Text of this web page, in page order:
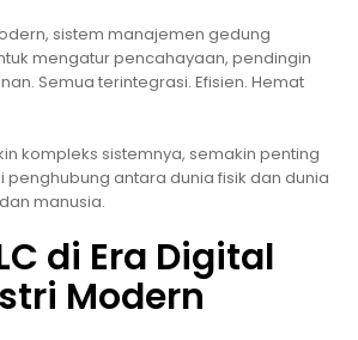
sistem manajemen gedung
mengatur pencahayaan, pendingin
Semua terintegrasi. Efisien. Hemat
kompleks sistemnya, semakin penting
penghubung antara dunia fisik dan dunia
manusia.
di Era Digital
Modern